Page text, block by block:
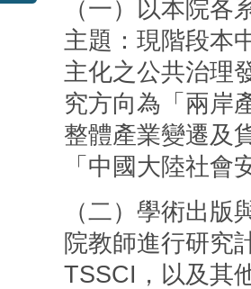
（一）以本院
主題：現階段本
主化之公共治理
究方向為「兩岸
整體產業變遷及
「中國大陸社會
（二）學術出
院教師進行研究
TSSCI，以及其